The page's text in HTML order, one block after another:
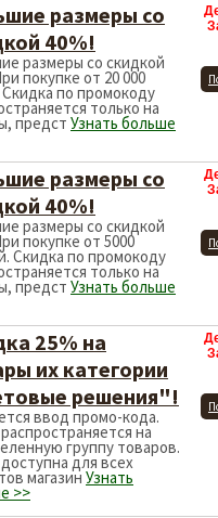
размеры со
40%!
размеры со скидкой
покупке от 20 000
Скидка по промокоду
только на
предст Узнать больше
размеры со
40%!
размеры со скидкой
покупке от 5000
Скидка по промокоду
только на
предст Узнать больше
25% на
их категории
решения"!
ввод промо-кода.
на
группу товаров.
для всех
магазин Узнать
>>